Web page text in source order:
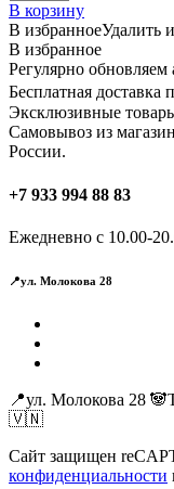
В корзину
В избранноеУдалить
В избранное
Регулярно обновляем
Бесплатная доставка
Эксклюзивные
Самовывоз из
России.
+7 933 994 88 83
Ежедневно с 10.00-
📍ул. Молокова 28
📍ул. Молокова
🇻🇳
Сайт защищен
конфиденциальности